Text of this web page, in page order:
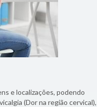
e localizações, podendo
(Dor na região cervical),